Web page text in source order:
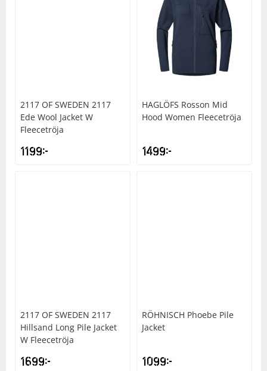
2117 OF SWEDEN 2117
Ede Wool Jacket W
Fleecetröja
1199kr
HAGLÖFS Rosson Mid
Hood Women Fleecetröja
1499kr
2117 OF SWEDEN 2117
Hillsand Long Pile Jacket
W Fleecetröja
1699kr
RÖHNISCH Phoebe Pile
Jacket
1099kr